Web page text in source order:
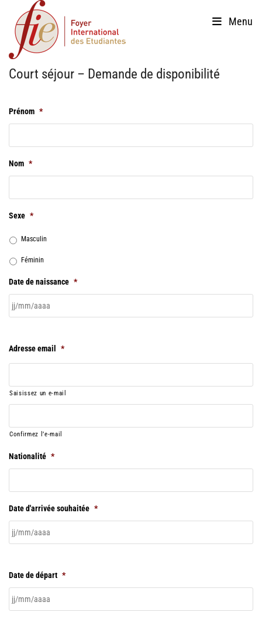
content
Menu
Court séjour – Demande de disponibilité
Prénom *
Nom *
Sexe *
Masculin
Féminin
Date de naissance *
Adresse email *
Saisissez un e-mail
Confirmez l’e-mail
Nationalité *
Date d'arrivée souhaitée *
Date de départ *